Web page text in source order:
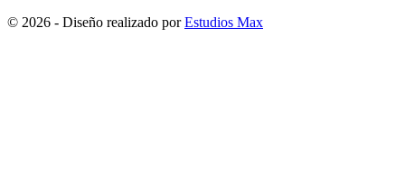
© 2026 - Diseño realizado porEstudios Max